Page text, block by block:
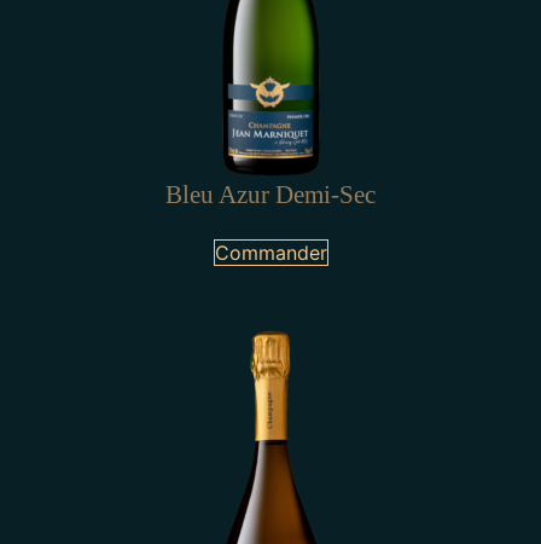
Bleu Azur Demi-Sec
Commander